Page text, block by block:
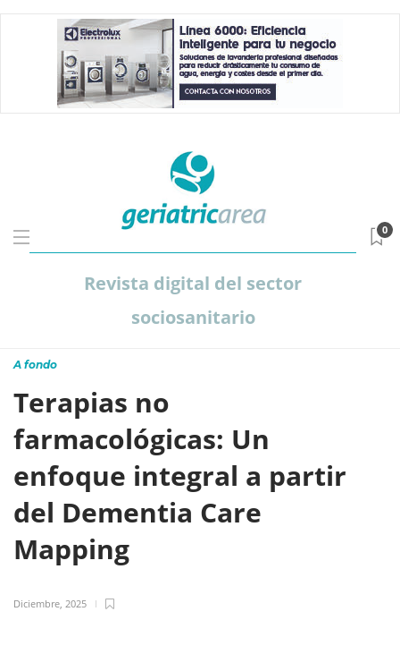
Revista digital del sector
sociosanitario
0
A fondo
Terapias no
farmacológicas: Un
enfoque integral a partir
del Dementia Care
Mapping
Diciembre, 2025